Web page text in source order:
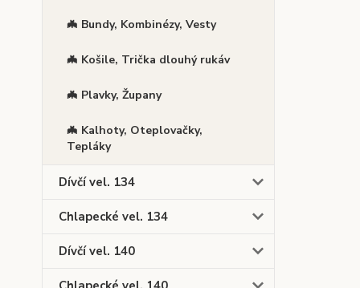
🦇 Bundy, Kombinézy, Vesty
🦇 Košile, Trička dlouhý rukáv
🦇 Plavky, Župany
🦇 Kalhoty, Oteplovačky,
Tepláky
Dívčí vel. 134
Chlapecké vel. 134
Dívčí vel. 140